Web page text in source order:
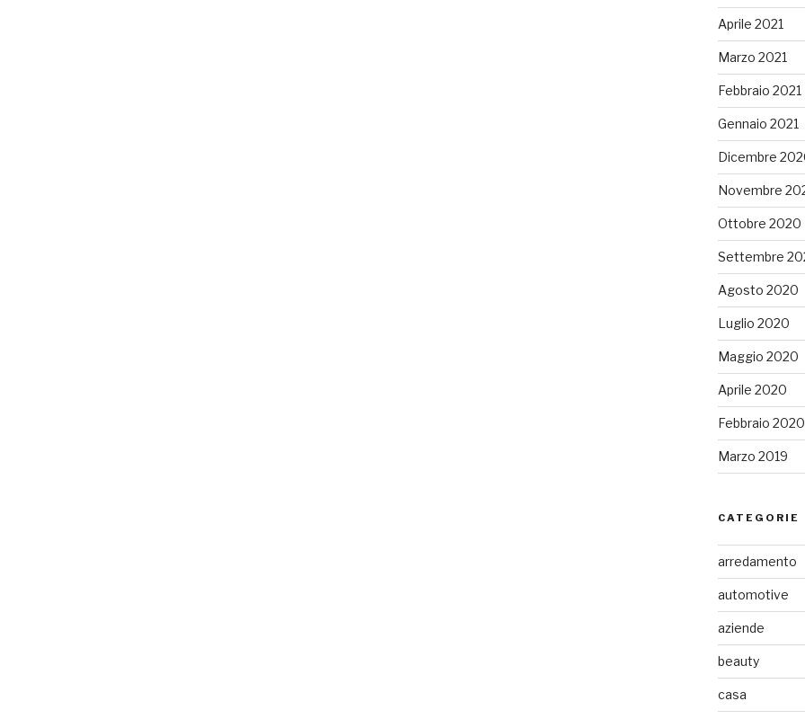
Aprile 2021
Marzo 2021
Febbraio 2021
Gennaio 2021
Dicembre
Novembre
Ottobre 2020
Settembre
Agosto 2020
Luglio 2020
Maggio 2020
Aprile 2020
Febbraio 2020
Marzo 2019
CATEGORIE
arredamento
automotive
aziende
beauty
casa